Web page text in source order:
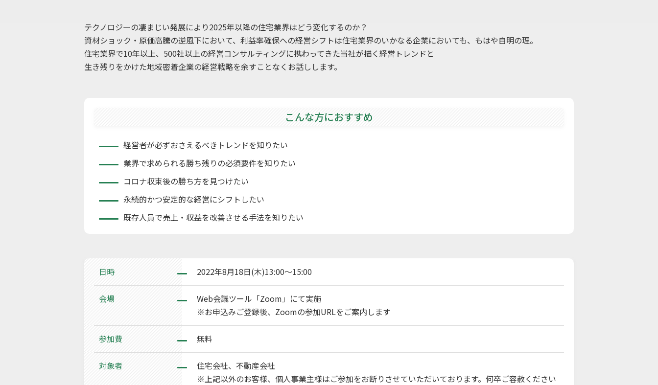
テクノロジーの凄まじい発展により2025年以降の住宅業界はどう変化するのか？
資材ショック・原価高騰の逆風下において、利益率確保への経営シフトは住宅業界のいかなる企業においても、もはや自明の理。
住宅業界で10年以上、500社以上の経営コンサルティングに携わってきた当社が描く経営トレンドと
生き残りをかけた地域密着企業の経営戦略を余すことなくお話しします。
こんな方におすすめ
経営者が必ずおさえるべきトレンドを知りたい
業界で求められる勝ち残りの必須要件を知りたい
コロナ収束後の勝ち方を見つけたい
永続的かつ安定的な経営にシフトしたい
既存人員で売上・収益を改善させる手法を知りたい
日時 2022年8月18日(木)13:00～15:00
会場
Web会議ツール「Zoom」にて実施
※お申込みご登録後、Zoomの参加URLをご案内します
参加費 無料
対象者
住宅会社、不動産会社
※上記以外のお客様、個人事業主様はご参加をお断りさせていただいております。何卒ご容赦ください